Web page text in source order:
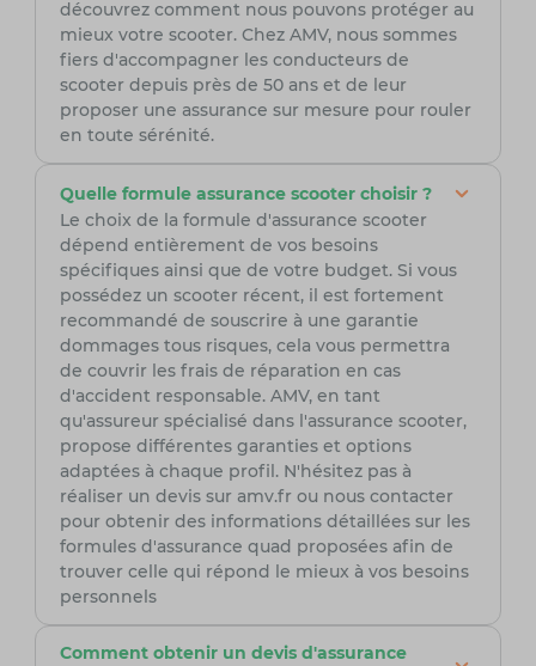
découvrez comment nous pouvons protéger au
mieux votre scooter. Chez AMV, nous sommes
fiers d'accompagner les conducteurs de
scooter depuis près de 50 ans et de leur
proposer une assurance sur mesure pour rouler
en toute sérénité.
Quelle formule assurance scooter choisir ?
Le choix de la formule d'assurance scooter
dépend entièrement de vos besoins
spécifiques ainsi que de votre budget. Si vous
possédez un scooter récent, il est fortement
recommandé de souscrire à une garantie
dommages tous risques, cela vous permettra
de couvrir les frais de réparation en cas
d'accident responsable. AMV, en tant
qu'assureur spécialisé dans l'assurance scooter,
propose différentes garanties et options
adaptées à chaque profil. N'hésitez pas à
réaliser un devis sur amv.fr ou nous contacter
pour obtenir des informations détaillées sur les
formules d'assurance quad proposées afin de
trouver celle qui répond le mieux à vos besoins
personnels
Comment obtenir un devis d'assurance